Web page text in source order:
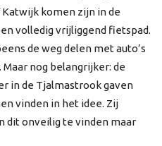
komen zijn in de
volledig vrijliggend fietspad.
de weg delen met auto’s
nog belangrijker: de
in de Tjalmastrook gaven
vinden in het idee. Zij
dit onveilig te vinden maar